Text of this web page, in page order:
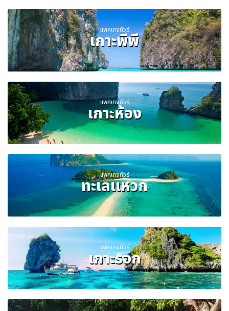
แพคเกจทัวร์
เกาะพีพี
แพคเกจทัวร์
เกาะห้อง
แพคเกจทัวร์
ทะเลแหวก
แพคเกจทัวร์
เกาะรอก